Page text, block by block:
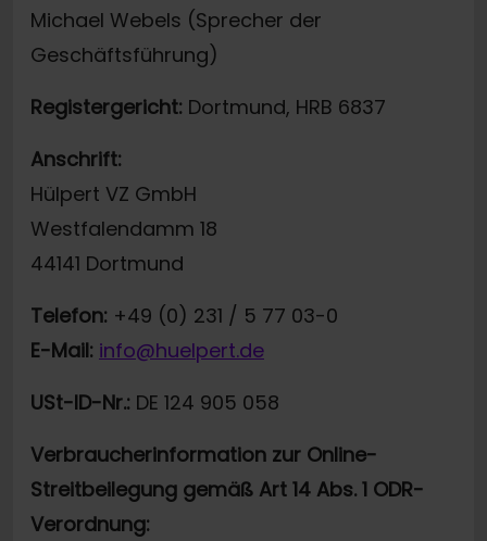
Michael Webels (Sprecher der
Geschäftsführung)
Registergericht: Dortmund, HRB 6837
Anschrift:
Hülpert VZ GmbH
Westfalendamm 18
44141 Dortmund
Telefon: +49 (0) 231 / 5 77 03-0
E-Mail: info@huelpert.de
USt-ID-Nr.: DE 124 905 058
Verbraucherinformation zur Online-
Streitbeilegung gemäß Art 14 Abs. 1 ODR-
Verordnung: